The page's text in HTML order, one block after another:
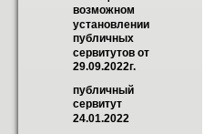
возможном
установлении
публичных
сервитутов от
29.09.2022г.
публичный
сервитут
24.01.2022